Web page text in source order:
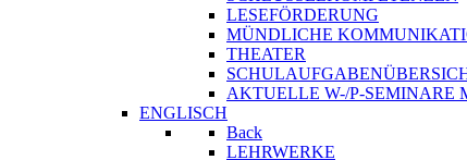
LESEFÖRDERUNG
MÜNDLICHE
THEATER
AKTUELLE W-/P-SEMINARE
ENGLISCH
Back
LEHRWERKE